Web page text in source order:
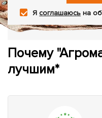
Ясоглашаюсь на
Почему
лучшим*